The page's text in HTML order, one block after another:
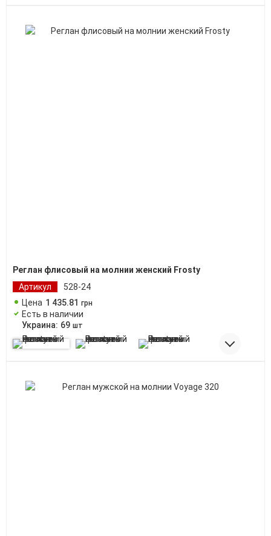
Реглан флисовый на молнии женский Frosty
Артикул
528-24
Цена 1 435.81 грн
Есть в наличии
Украина: 69 шт